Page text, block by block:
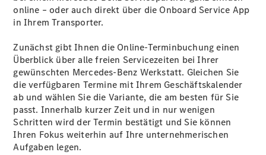
Kastenwagen
Sprinter
Tourer
Sprinter
Fahrgestell
Sprinter
Fahrgestell
Doppelkabine
Sprinter
Pritschenwagen
Konfigurator
online – oder auch direkt über die Onboard Service App
in Ihrem Transporter.
Zunächst gibt Ihnen die Online-Terminbuchung einen
Überblick über alle freien Servicezeiten bei Ihrer
gewünschten Mercedes-Benz Werkstatt. Gleichen Sie
die verfügbaren Termine mit Ihrem Geschäftskalender
ab und wählen Sie die Variante, die am besten für Sie
passt. Innerhalb kurzer Zeit und in nur wenigen
Schritten wird der Termin bestätigt und Sie können
Ihren Fokus weiterhin auf Ihre unternehmerischen
Aufgaben legen.